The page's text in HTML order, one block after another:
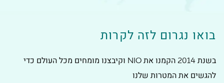
בואו נגרום לזה לקרות
בשנת 2014 הקמנו את NIO וקיבצנו מומחים מכל העולם כדי
להגשים את המטרות שלנו